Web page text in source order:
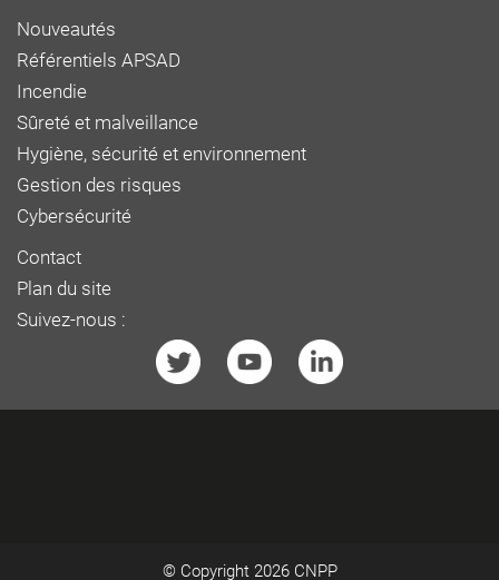
Nouveautés
Référentiels APSAD
Incendie
Sûreté et malveillance
Hygiène, sécurité et environnement
Gestion des risques
Cybersécurité
Contact
Plan du site
Suivez-nous :
© Copyright 2026 CNPP